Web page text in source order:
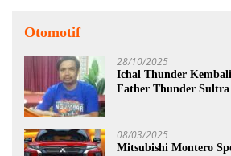
Otomotif
28/10/2025
Ichal Thunder
Father Thunder Sultra
08/03/2025
Mitsubishi Montero